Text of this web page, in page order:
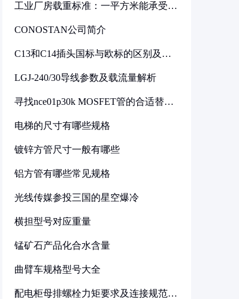
工业厂房载重标准：一平方米能承受多
CONOSTAN公司简介
C13和C14插头国标与欧标的区别及其
LGJ-240/30导线参数及载流量解析
寻找nce01p30k MOSFET管的合适替代
电梯的尺寸有哪些规格
镀锌方管尺寸一般有哪些
铝方管有哪些常见规格
光线传媒参投三国的星空爆冷
横担型号对应重量
锰矿石产品化合水含量
曲臂车规格型号大全
配电柜母排螺栓力矩要求及连接规范详